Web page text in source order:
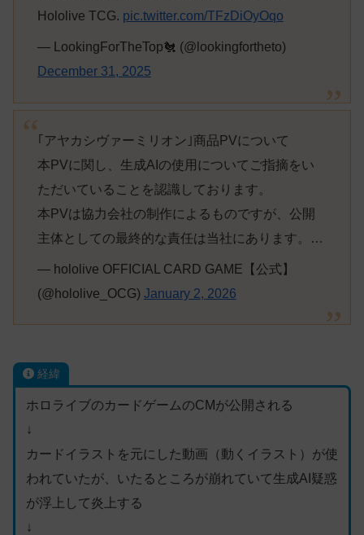
Hololive TCG. pic.twitter.com/TFzDiOyOqo
— LookingForTheTop🐔 (@lookingfortheto)
December 31, 2025
｢アヤカシヴァーミリオン｣商品PVについて
本PVに関し、生成AIの使用についてご指摘をい
ただいていることを認識しております。
本PVは協力会社の制作によるものですが、公開
主体としての最終的な責任は当社にあります。…
— hololive OFFICIAL CARD GAME【公式】
(@hololive_OCG) January 2, 2026
経緯
ホロライブのカードゲームのCMが公開される
↓
カードイラストを元にした動画（動くイラスト）が使
われていたが、いたるところが崩れていて生成AI疑惑
が浮上して炎上する
↓